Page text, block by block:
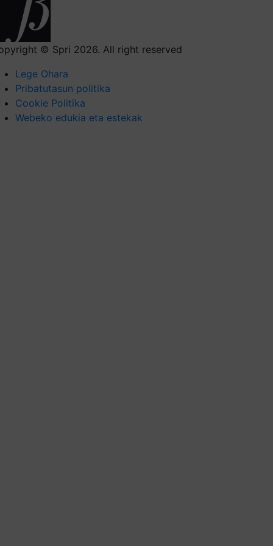
© Spri 2026. All right reserved
Lege Ohara
Pribatutasun politika
Cookie Politika
Webeko edukia eta estekak